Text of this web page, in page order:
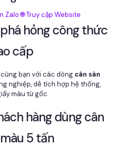
Zalo🌐 Truy cập Website
phá hỏng công thức
cấp
bạn với các dòng cân sàn
nghiệp, dễ tích hợp hệ thống,
màu từ gốc.
hàng dùng cân
5 tấn